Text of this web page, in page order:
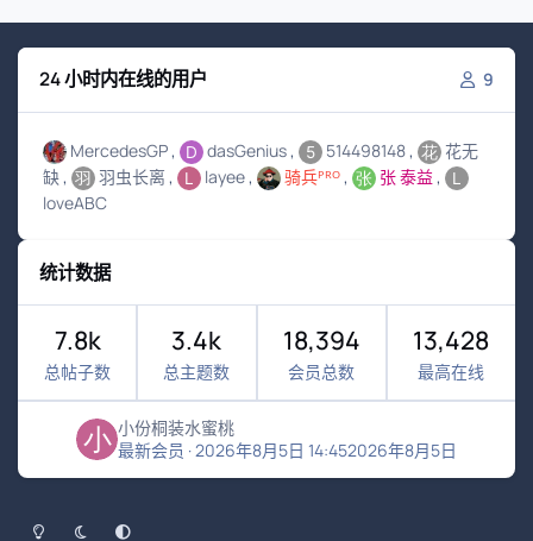
24 小时内在线的用户 9
MercedesGP dasGenius 514498148
花无
缺
羽虫长离 layee 骑兵ᴾᴿᴼ
张 泰益
loveABC
统计数据
7.8k
总帖子数
3.4k
总主题数
18,394
会员总数
13,428
最高在线
小份桐装水蜜桃
最新会员 ·2026年8月5日 14:452026年8月5日
浅色模式黑暗模式系统偏好